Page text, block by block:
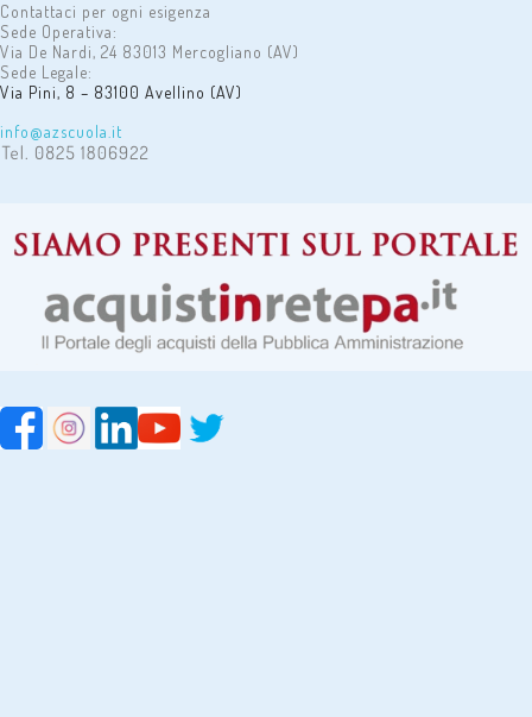
Contattaci per ogni esigenza
Sede Operativa:
Via De Nardi, 24 83013 Mercogliano (AV)
Sede Legale:
Via Pini, 8 – 83100 Avellino (AV)
info@azscuola.it